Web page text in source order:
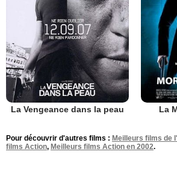
La Vengeance dans la peau La
Pour découvrir d'autres films : Meilleurs films de
films Action, Meilleurs films Action en 2002.